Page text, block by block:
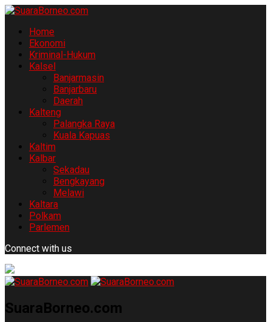
Home
Ekonomi
Kriminal-Hukum
Kalsel
Banjarmasin
Banjarbaru
Daerah
Kalteng
Palangka Raya
Kuala Kapuas
Kaltim
Kalbar
Sekadau
Bengkayang
Melawi
Kaltara
Polkam
Parlemen
Connect with us
SuaraBorneo.com